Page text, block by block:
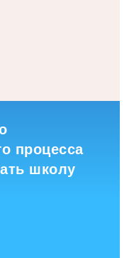
процесса
школу